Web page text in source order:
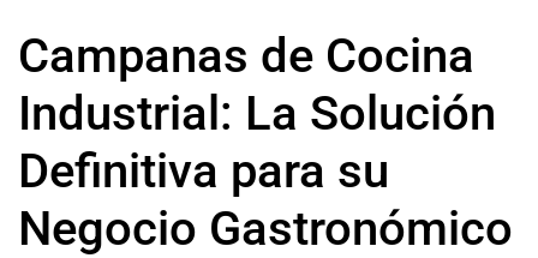
Campanas de Cocina
Industrial: La Solución
Definitiva para su
Negocio Gastronómico